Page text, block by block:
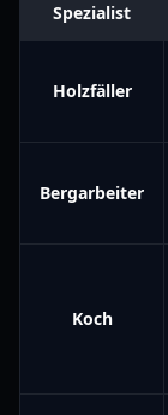
Spezialist
Holzfäller
Bergarbeiter
Koch